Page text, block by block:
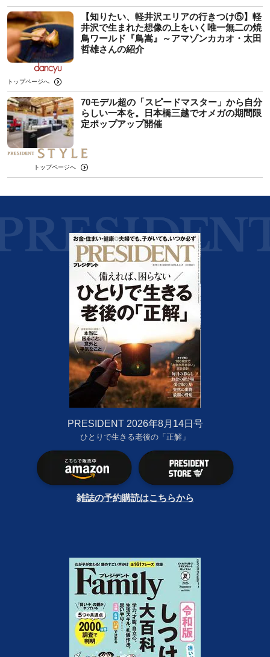
【知りたい、軽井沢エリアの行きつけ⑤】軽
井沢で生まれた想像の上をいく唯一無二の焼
鳥ワールド『鳥嵩』～アマゾンカカオ・太田
哲雄さんの紹介
トップページへ
70モデル超の「スピードマスター」から自分
らしい一本を。日本橋三越でオメガの期間限
定ポップアップ開催
トップページへ
PRESIDENT 2026年8月14日号
ひとりで生きる老後の「正解」
雑誌の予約購読はこちらから